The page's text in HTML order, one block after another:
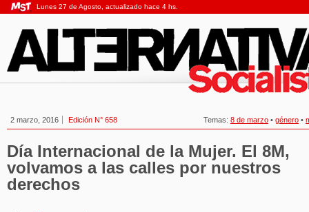
Lunes 27 de Agosto, actualizado hace 4 hs.
2 marzo, 2016 Edición N° 658 Temas: 8 de marzo • género •
Día Internacional de la Mujer. El 8M,
volvamos a las calles por nuestros
derechos